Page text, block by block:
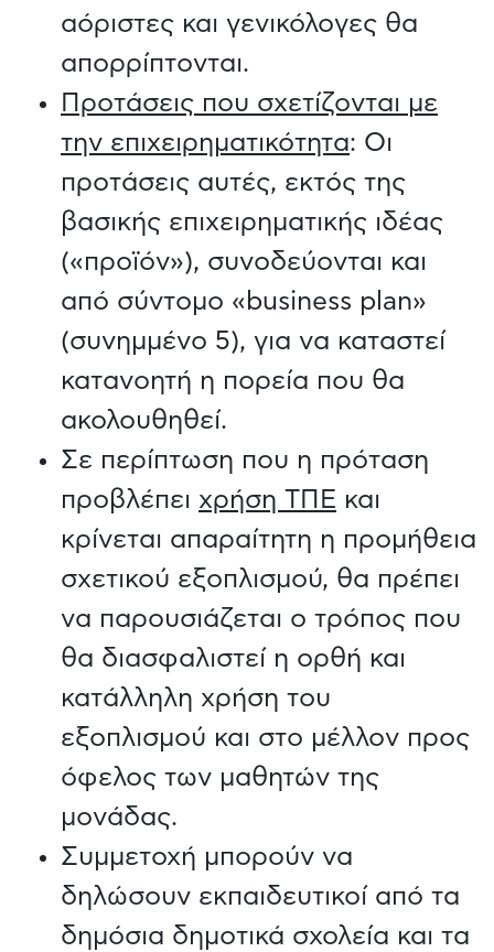
αόριστες και γενικόλογες θα
απορρίπτονται.
Προτάσεις που σχετίζονται με
την επιχειρηματικότητα: Οι
προτάσεις αυτές, εκτός της
βασικής επιχειρηματικής ιδέας
(«προϊόν»), συνοδεύονται και
από σύντομο «business plan»
(συνημμένο 5), για να καταστεί
κατανοητή η πορεία που θα
ακολουθηθεί.
Σε περίπτωση που η πρόταση
προβλέπει χρήση ΤΠΕ και
κρίνεται απαραίτητη η προμήθεια
σχετικού εξοπλισμού, θα πρέπει
να παρουσιάζεται ο τρόπος που
θα διασφαλιστεί η ορθή και
κατάλληλη χρήση του
εξοπλισμού και στο μέλλον προς
όφελος των μαθητών της
μονάδας.
Συμμετοχή μπορούν να
δηλώσουν εκπαιδευτικοί από τα
δημόσια δημοτικά σχολεία και τα